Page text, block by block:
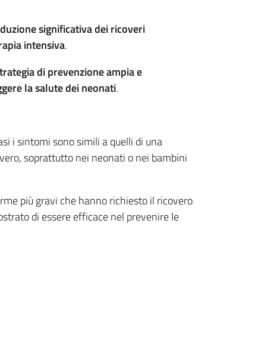
significativa dei ricoveri
intensiva.
di prevenzione ampia e
la salute dei neonati.
i sintomi sono simili a quelli di una
soprattutto nei neonati o nei bambini
più gravi che hanno richiesto il ricovero
di essere efficace nel prevenire le